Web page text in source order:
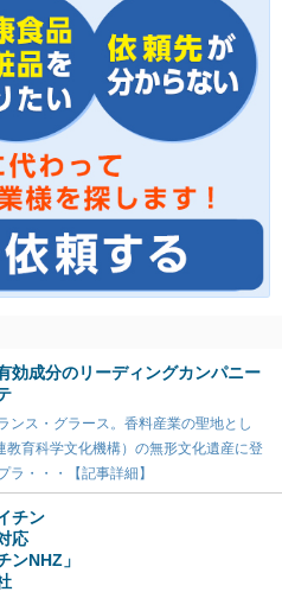
効成分のリーディングカンパニー
ンス・グラース。香料産業の聖地とし
教育科学文化機構）の無形文化遺産に登
・・・【記事詳細】
チン
応
ンNHZ」